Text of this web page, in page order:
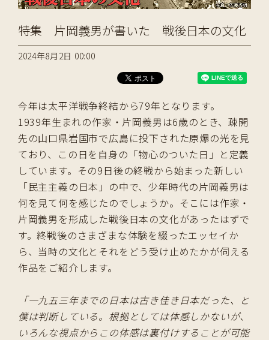
特集 片岡義男が書いた 戦後日本の文化
2024年8月2日 00:00
今年は太平洋戦争終結から79年となります。
1939年生まれの作家・片岡義男は6歳のとき、疎開
先の山口県岩国市で広島に投下された原爆の光を見
ており、この日を自身の「物心のついた日」と定義
しています。その9日後の終戦から始まった新しい
「民主主義の日本」の中で、少年時代の片岡義男は
何を見て何を感じたのでしょうか。そこには作家・
片岡義男を形成した戦後日本の文化があったはずで
す。終戦後のさまざまな体験を綴ったエッセイか
ら、当時の文化とそれをどう受け止めたかが伺える
作品をご紹介します。
「一九五三年までの日本は古き佳き日本だった、と
僕は判断している。根拠としては体感しかないが、
いろんな視点からこの体感は裏付けすることが可能